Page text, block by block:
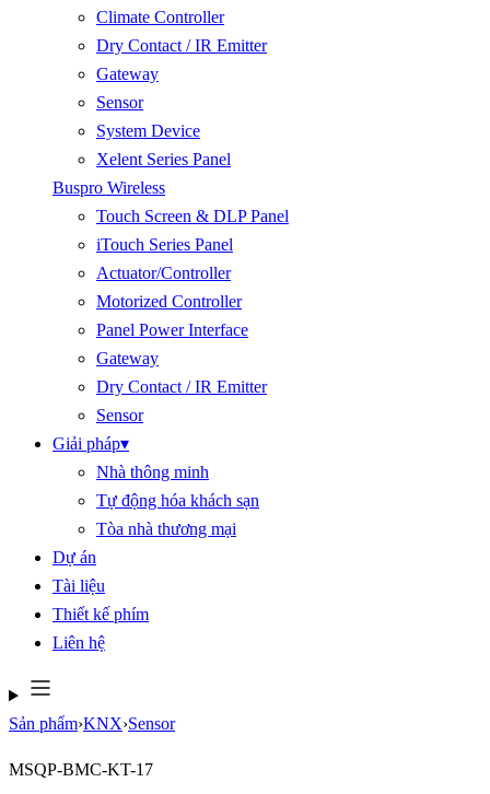
Climate Controller
Dry Contact / IR Emitter
Gateway
Sensor
System Device
Xelent Series Panel
Buspro Wireless
Touch Screen & DLP Panel
iTouch Series Panel
Actuator/Controller
Motorized Controller
Panel Power Interface
Gateway
Dry Contact / IR Emitter
Sensor
Giải pháp▾
Nhà thông minh
Tự động hóa khách sạn
Tòa nhà thương mại
Dự án
Tài liệu
Thiết kế phím
Liên hệ
Sản phẩm›KNX›Sensor
MSQP-BMC-KT-17